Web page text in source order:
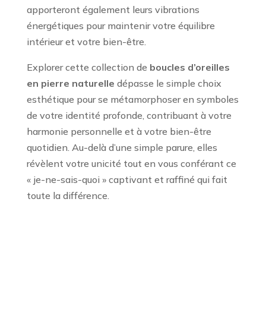
apporteront également leurs vibrations
énergétiques pour maintenir votre équilibre
intérieur et votre bien-être.
Explorer cette collection de boucles d’oreilles
en pierre naturelle dépasse le simple choix
esthétique pour se métamorphoser en symboles
de votre identité profonde, contribuant à votre
harmonie personnelle et à votre bien-être
quotidien. Au-delà d’une simple parure, elles
révèlent votre unicité tout en vous conférant ce
« je-ne-sais-quoi » captivant et raffiné qui fait
toute la différence.